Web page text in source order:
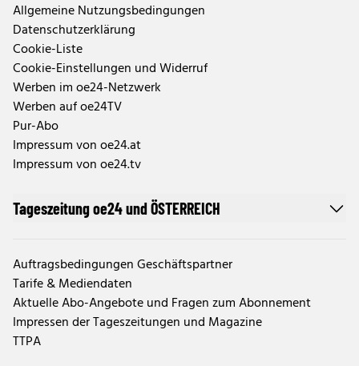
Allgemeine Nutzungsbedingungen
Datenschutzerklärung
Cookie-Liste
Cookie-Einstellungen und Widerruf
Werben im oe24-Netzwerk
Werben auf oe24TV
Pur-Abo
Impressum von oe24.at
Impressum von oe24.tv
Tageszeitung oe24 und ÖSTERREICH
Auftragsbedingungen Geschäftspartner
Tarife & Mediendaten
Aktuelle Abo-Angebote und Fragen zum Abonnement
Impressen der Tageszeitungen und Magazine
TTPA